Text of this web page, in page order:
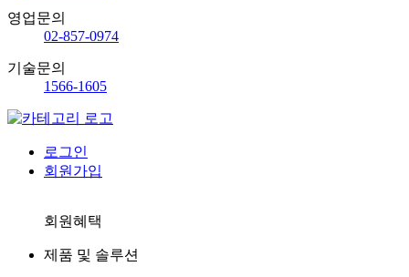
영업문의
02-857-0974
기술문의
1566-1605
로그인
회원가입
회원혜택
제품 및 솔루션